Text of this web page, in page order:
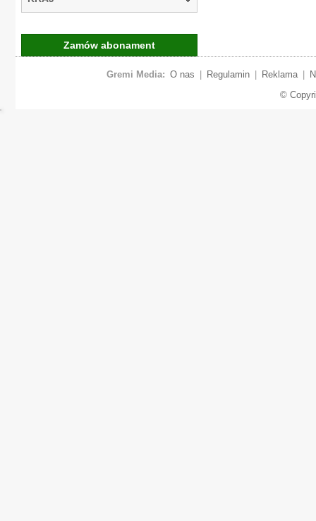
Zamów abonament
Gremi Media: O nas Regulamin Reklama
©